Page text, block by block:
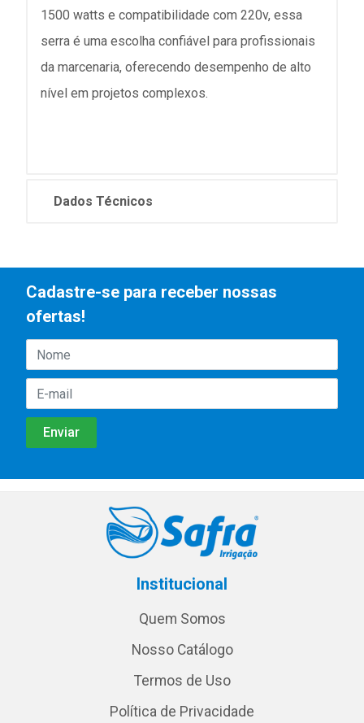
1500 watts e compatibilidade com 220v, essa
serra é uma escolha confiável para profissionais
da marcenaria, oferecendo desempenho de alto
nível em projetos complexos.
Dados Técnicos
Cadastre-se para receber nossas
ofertas!
Institucional
Quem Somos
Nosso Catálogo
Termos de Uso
Política de Privacidade